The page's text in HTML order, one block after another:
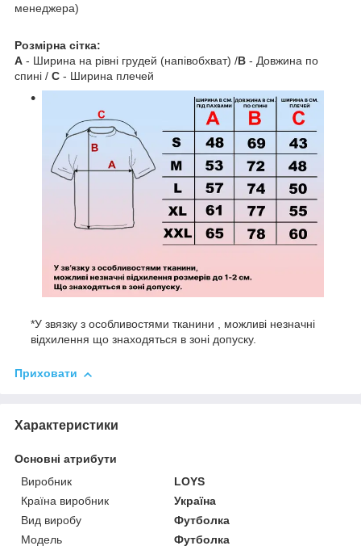
менеджера)
Розмірна сітка:
A - Ширина на рівні грудей (напівобхват) /B - Довжина по
спині / C - Ширина плечей
*У звязку з особливостями тканини , можливі незначні
відхилення що знаходяться в зоні допуску.
Приховати
Характеристики
Основні атрибути
Виробник
LOYS
Країна виробник
Україна
Вид виробу
Футболка
Модель
Футболка